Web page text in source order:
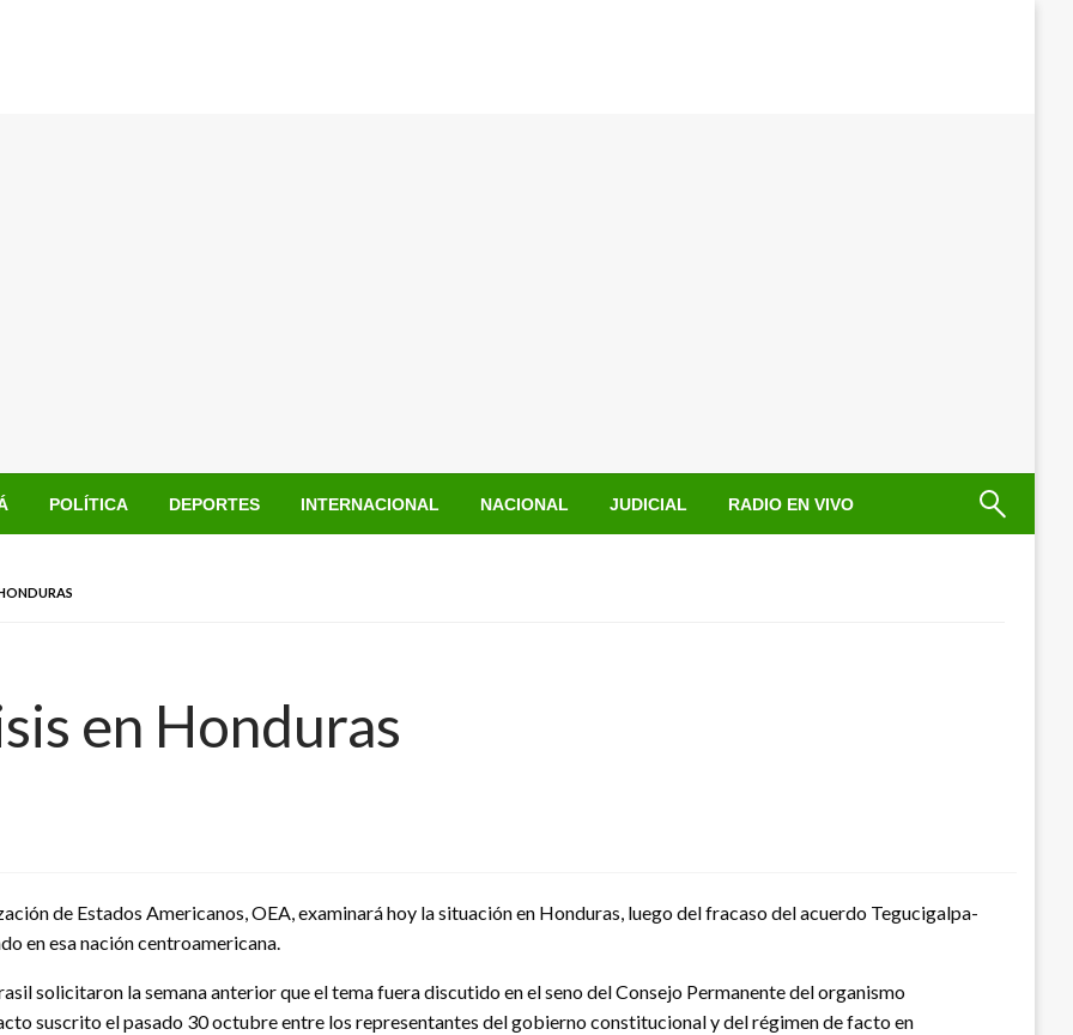
POLÍTICA DEPORTES INTERNACIONAL NACIONAL JUDICIAL RADIO EN VIVO
en Honduras
de Estados Americanos, OEA, examinará hoy la situación en Honduras, luego del fracaso del acuerdo Tegucigalpa-
en esa nación centroamericana.
solicitaron la semana anterior que el tema fuera discutido en el seno del Consejo Permanente del organismo
suscrito el pasado 30 octubre entre los representantes del gobierno constitucional y del régimen de facto en